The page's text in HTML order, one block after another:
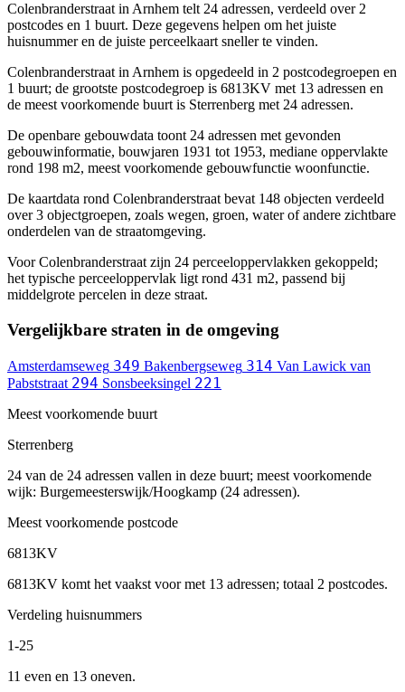
Colenbranderstraat in Arnhem telt 24 adressen, verdeeld over 2
postcodes en 1 buurt. Deze gegevens helpen om het juiste
huisnummer en de juiste perceelkaart sneller te vinden.
Colenbranderstraat in Arnhem is opgedeeld in 2 postcodegroepen en
1 buurt; de grootste postcodegroep is 6813KV met 13 adressen en
de meest voorkomende buurt is Sterrenberg met 24 adressen.
De openbare gebouwdata toont 24 adressen met gevonden
gebouwinformatie, bouwjaren 1931 tot 1953, mediane oppervlakte
rond 198 m2, meest voorkomende gebouwfunctie woonfunctie.
De kaartdata rond Colenbranderstraat bevat 148 objecten verdeeld
over 3 objectgroepen, zoals wegen, groen, water of andere zichtbare
onderdelen van de straatomgeving.
Voor Colenbranderstraat zijn 24 perceeloppervlakken gekoppeld;
het typische perceeloppervlak ligt rond 431 m2, passend bij
middelgrote percelen in deze straat.
Vergelijkbare straten in de omgeving
Amsterdamseweg 349 Bakenbergseweg 314 Van Lawick van
Pabststraat 294 Sonsbeeksingel 221
Meest voorkomende buurt
Sterrenberg
24 van de 24 adressen vallen in deze buurt; meest voorkomende
wijk: Burgemeesterswijk/Hoogkamp (24 adressen).
Meest voorkomende postcode
6813KV
6813KV komt het vaakst voor met 13 adressen; totaal 2 postcodes.
Verdeling huisnummers
1-25
11 even en 13 oneven.